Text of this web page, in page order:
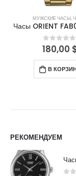
МУЖСКИЕ ЧАСЫ,
Часы ORIENT
0out of
180,00
В
РЕКОМЕНДУЕМ